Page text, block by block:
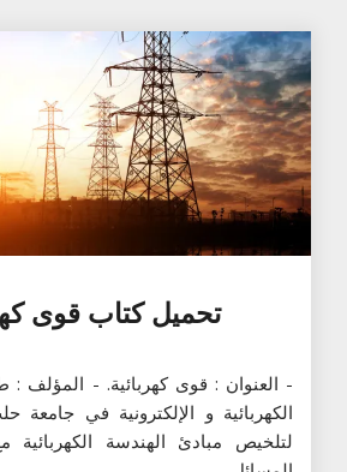
تحميل كتاب قوى
- العنوان : قوى كهربائية. - المؤلف :
الكهربائية و الإلكترونية في
لتلخيص مبادئ الهندسة